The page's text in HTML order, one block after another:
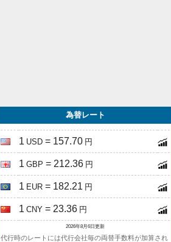
為替レート
1 USD = 157.70 円
1 GBP = 212.36 円
1 EUR = 182.21 円
1 CNY = 23.36 円
2026年8月6日更新
代行時のレートには代行会社毎の両替手数料が加算され